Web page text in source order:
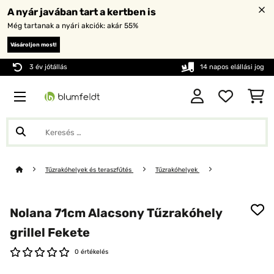
A nyár javában tart a kertben is
Még tartanak a nyári akciók: akár 55%
Vásároljon most!
3 év jótállás 14 napos elállási jog
Tűzrakóhelyek és teraszfűtés Tűzrakóhelyek
Nolana 71cm Alacsony Tűzrakóhely
grillel Fekete
0 értékelés